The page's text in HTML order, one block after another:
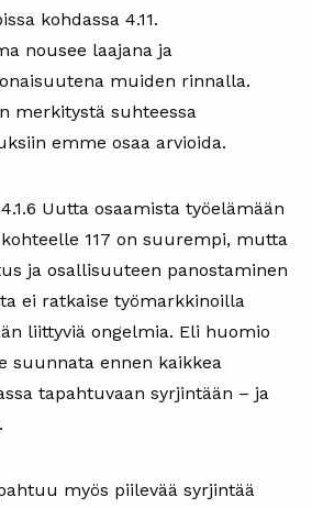
kohdassa 4.11.
nousee laajana ja
muiden rinnalla.
merkitystä suhteessa
emme osaa arvioida.
Uutta osaamista työelämään
117 on suurempi, mutta
ja osallisuuteen panostaminen
ei ratkaise työmarkkinoilla
liittyviä ongelmia. Eli huomio
suunnata ennen kaikkea
tapahtuvaan syrjintään – ja
myös piilevää syrjintää